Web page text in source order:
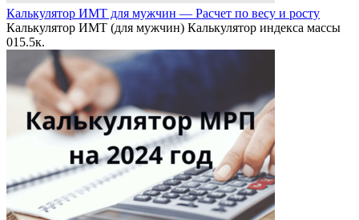
Калькулятор ИМТ для мужчин — Расчет по весу и росту
Калькулятор ИМТ (для мужчин) Калькулятор индекса массы
015.5к.